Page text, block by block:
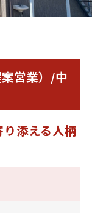
営業）/中
添える人柄